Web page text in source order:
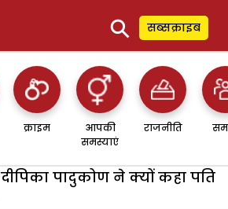
⚲ सब्सक्राइब
क्राइम
आपकी
समस्याएं
राजनीति
दीपिका पादुकोण ने क्यों कहा पति